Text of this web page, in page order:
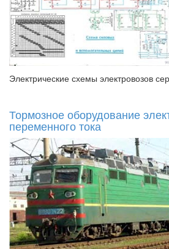
Электрические схемы электровозов
Тормозное оборудование
переменного тока